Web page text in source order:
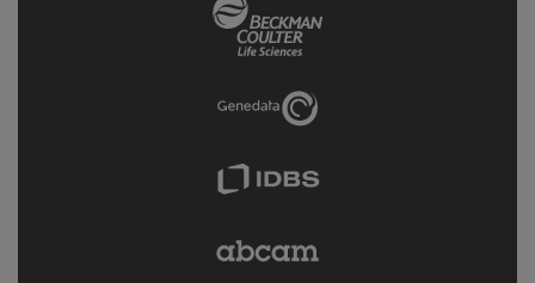
Coulter
Link
Genedata
Link
IDBS
Abcam